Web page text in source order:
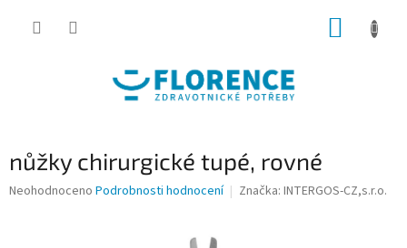
nůžky chirurgické tupé, rovné
Průměrné
Neohodnoceno Podrobnosti hodnocení Značka: INTERGOS-CZ,s.r.o.